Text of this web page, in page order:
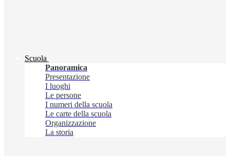
Scuola
Panoramica
Presentazione
I luoghi
Le persone
I numeri della scuola
Le carte della scuola
Organizzazione
La storia